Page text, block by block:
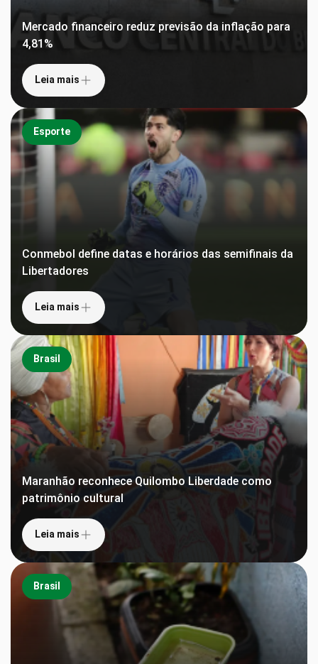
Mercado financeiro reduz previsão da inflação para
4,81%
Leia mais
Esporte
Conmebol define datas e horários das semifinais da
Libertadores
Leia mais
Brasil
Maranhão reconhece Quilombo Liberdade como
patrimônio cultural
Leia mais
Brasil